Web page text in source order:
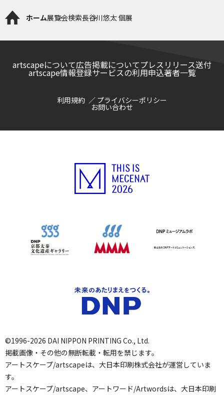
ホーム展覧会検索長谷川悠太 個展
artscapeについて広告掲載についてプレスリリース送付
artscape情報登録サービスの利用申込著者一覧
利用規約 プライバシーポリシー
お問い合わせ
©1996-2026 DAI NIPPON PRINTING Co., Ltd.
掲載画像・その他の無断転載・転用を禁じます。
アートスケープ/artscapeは、大日本印刷株式会社が運営していま
す。
アートスケープ/artscape、アートワード/Artwordsは、大日本印刷